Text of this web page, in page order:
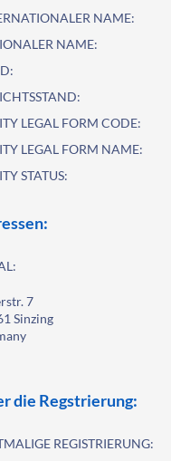
NAME:
NAME:
LEGAL FORM CODE:
LEGAL FORM NAME:
STATUS:
7
Sinzing
die Regstrierung:
REGISTRIERUNG: